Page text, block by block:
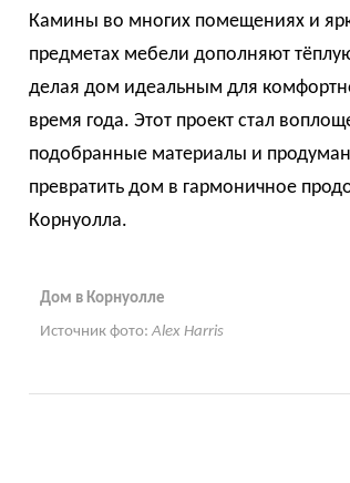
Камины во многих помещениях и
предметах мебели дополняют
делая дом идеальным для
время года. Этот проект стал
подобранные материалы и
превратить дом в гармоничное
Корнуолла.
Дом в Корнуолле
Источник фото: Alex Harris